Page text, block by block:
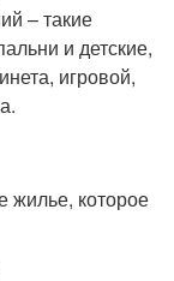
– такие
и детские,
игровой,
жилье, которое